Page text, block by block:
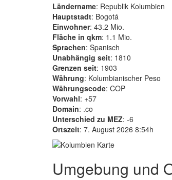
Ländername: Republik Kolumbien
Hauptstadt: Bogotá
Einwohner: 43.2 Mio.
Fläche in qkm: 1.1 Mio.
Sprachen: Spanisch
Unabhängig seit: 1810
Grenzen seit: 1903
Währung: Kolumbianischer Peso
Währungscode: COP
Vorwahl: +57
Domain: .co
Unterschied zu MEZ: -6
Ortszeit: 7. August 2026 8:54h
Umgebung und